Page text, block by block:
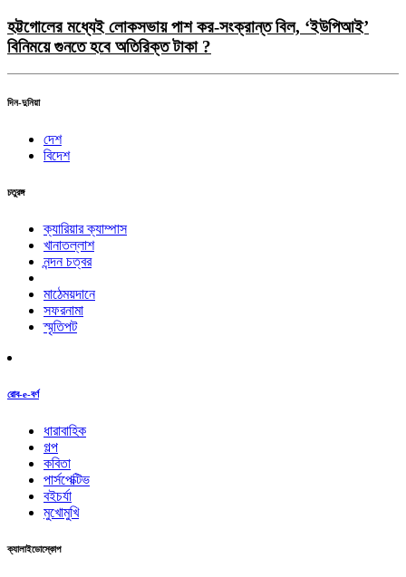
হট্টগোলের মধ্যেই লোকসভায় পাশ কর-সংক্রান্ত বিল, ‘ইউপিআই’
বিনিময়ে গুনতে হবে অতিরিক্ত টাকা ?
দিন-দুনিয়া
দেশ
বিদেশ
চতুরঙ্গ
ক্যারিয়ার ক্যাম্পাস
খানাতল্লাশ
নন্দন চত্বর
মাঠেময়দানে
সফরনামা
স্মৃতিপট
রোব-e-বর্ণ
ধারাবাহিক
গল্প
কবিতা
পার্সপেক্টিভ
বইচর্যা
মুখোমুখি
ক্যালাইডোস্কোপ